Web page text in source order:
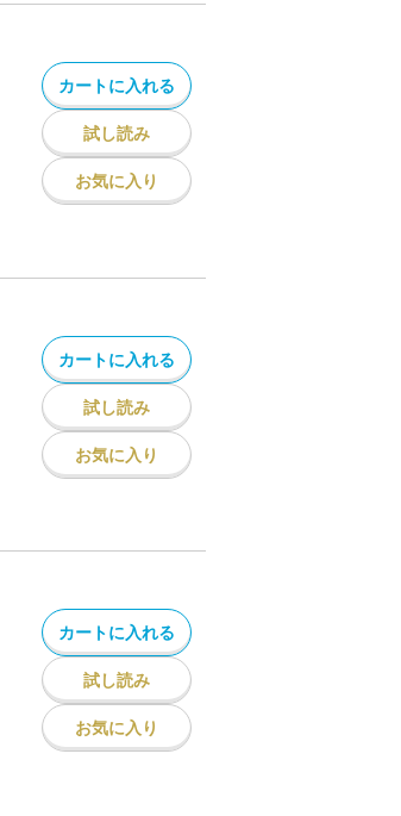
カートに入れる
試し読み
お気に入り
カートに入れる
試し読み
お気に入り
カートに入れる
試し読み
お気に入り